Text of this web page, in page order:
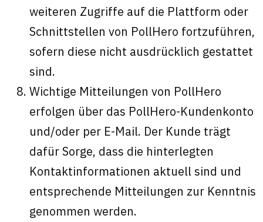
weiteren Zugriffe auf die Plattform oder
Schnittstellen von PollHero fortzuführen,
sofern diese nicht ausdrücklich gestattet
sind.
Wichtige Mitteilungen von PollHero
erfolgen über das PollHero-Kundenkonto
und/oder per E-Mail. Der Kunde trägt
dafür Sorge, dass die hinterlegten
Kontaktinformationen aktuell sind und
entsprechende Mitteilungen zur Kenntnis
genommen werden.